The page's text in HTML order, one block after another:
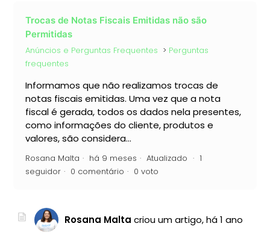
Trocas de Notas Fiscais Emitidas não são
Permitidas
Anúncios e Perguntas Frequentes
Perguntas
frequentes
Informamos que não realizamos trocas de
notas fiscais emitidas. Uma vez que a nota
fiscal é gerada, todos os dados nela presentes,
como informações do cliente, produtos e
valores, são considera...
Rosana Malta há 9 meses Atualizado
1
seguidor
0 comentário 0 voto
Rosana Malta criou um artigo,há 1 ano